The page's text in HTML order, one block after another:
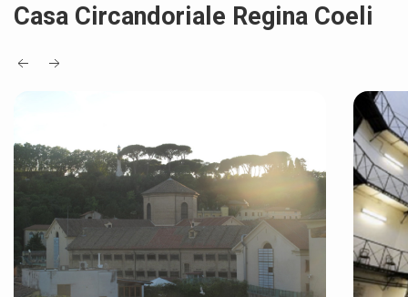
Casa Circandoriale Regina Coeli